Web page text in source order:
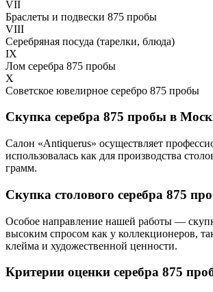
VII
Браслеты и подвески 875 пробы
VIII
Серебряная посуда (тарелки, блюда)
IX
Лом серебра 875 пробы
X
Советское ювелирное серебро 875 пробы
Скупка серебра 875 пробы в
Салон «Antiquerus» осуществляет
использовалась как для производства
грамм.
Скупка столового серебра 875
Особое направление нашей работы —
высоким спросом как у коллекционеров,
клейма и художественной ценности.
Критерии оценки серебра 875